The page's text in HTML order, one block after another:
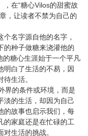
在“糖心Vilos的甜蜜故
，让读者不禁为自己的
个名字源自他的名字，
种子做糖来浇灌他的
的糖心生涯始于一个平凡
明白了生活的不易，因
生活。
界的条件或环境，而是
淡的生活，却因为自己
的故事也启示我们，每
的家庭还是在忙碌的工
生活的挑战。